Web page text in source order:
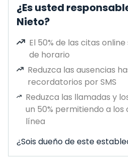
¿Es usted
Nieto?
El 50% de las citas
de horario
Reduzca las ausencias
recordatorios por SMS
Reduzca las llamadas y
un 50% permitiendo a
línea
¿Sois dueño de este